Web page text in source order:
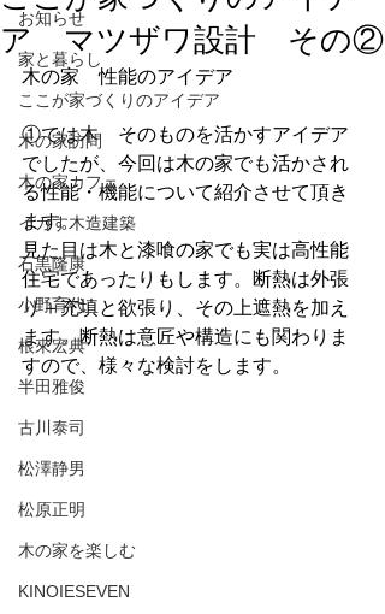
お知らせ
家と暮らし
ここが家づくりのアイデア
木の家訪問
木の家カフェ
イカす木造建築
石黒隆康
小野育代
根來宏典
半田雅俊
古川泰司
松澤静男
松原正明
木の家を楽しむ
KINOIESEVEN
ア マツザワ設計 その②
木の家　性能のアイデア
①では木　そのものを活かすアイデア
でしたが、今回は木の家でも活かされ
る性能・機能について紹介させて頂き
ます。
見た目は木と漆喰の家でも実は高性能
住宅であったりもします。断熱は外張
り＋充填と欲張り、その上遮熱を加え
ます。断熱は意匠や構造にも関わりま
すので、様々な検討をします。